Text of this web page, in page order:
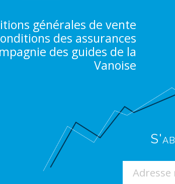
générales de vente
des assurances
des guides de la
Vanoise